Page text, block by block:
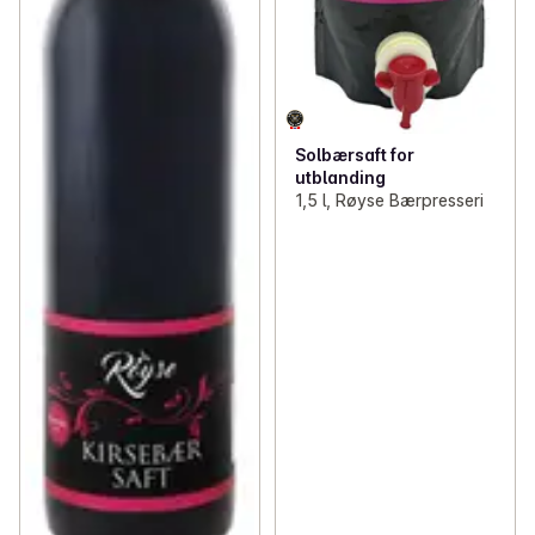
Solbærsaft for
utblanding
1,5 l, Røyse Bærpresseri